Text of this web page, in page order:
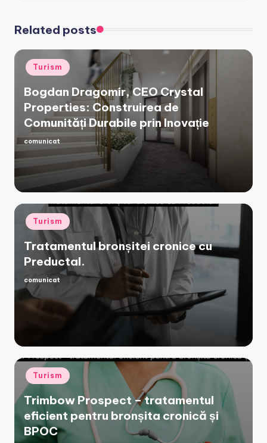
Related posts
Posted
in
Turism
Bogdan Dragomir, CEO Crystal
Properties: Construirea de
Comunități Durabile prin Inovație
Posted
by
comunicat
Posted
in
Turism
Tratamentul bronșitei cronice cu
Preductal.
Posted
by
comunicat
Posted
in
Turism
Trimbow Prospect – tratamentul
eficient pentru bronșita cronică și
BPOC